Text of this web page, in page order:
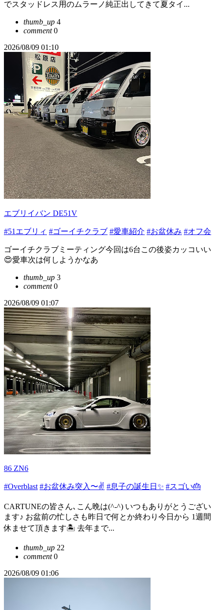
でスタッドレス用のムラーノ純正出してきて夏タイ...
thumb_up 4
comment0
2026/08/09 01:10
エブリイバン DE51V
#51エブリィ #ゴーイチクラブ #愛車紹介 #お盆休み #オフ会
ゴーイチクラブミーティング今回は6台この後姿カッコいい
😍愛車次は何しようかなあ
thumb_up 3
comment0
2026/08/09 01:07
86 ZN6
#Overblast #お盆休み突入〜✌️ #息子の誕生日✨ #スゴい🎂
CARTUNEの皆さん､こん晩は(^-^) いつもありがとうござい
ます♪ お盆前の忙しさも昨日で何とか終わり今日から 1週間
休ませて頂きます🏝️ 去年まで...
thumb_up 22
comment0
2026/08/09 01:06